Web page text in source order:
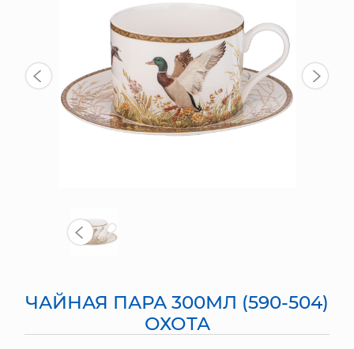
СВАДЕБНАЯ ФЛОРИСТИКА
КОМНАТНЫЕ РАСТЕНИЯ
ГОРШКИ И КАШПО
ГРУНТЫ И УДОБРЕНИЯ
ЯЩИКИ
СУНДУКИ
ЧАЙНАЯ ПАРА 300МЛ (590-504)
ОХОТА